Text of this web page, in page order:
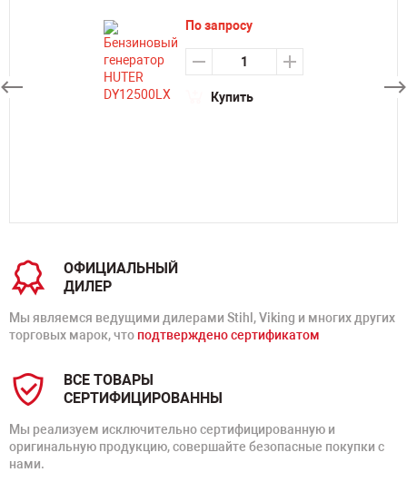
По запросу
Купить
ОФИЦИАЛЬНЫЙ
ДИЛЕР
Мы являемся ведущими дилерами Stihl, Viking и многих других
торговых марок, что подтверждено сертификатом
ВСЕ ТОВАРЫ
СЕРТИФИЦИРОВАННЫ
Мы реализуем исключительно сертифицированную и
оригинальную продукцию, совершайте безопасные покупки с
нами.